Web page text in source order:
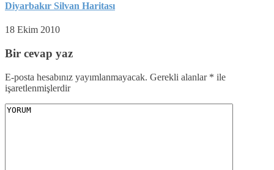
Diyarbakır Silvan Haritası
18 Ekim 2010
Bir cevap yaz
E-posta hesabınız yayımlanmayacak. Gerekli alanlar * ile
işaretlenmişlerdir